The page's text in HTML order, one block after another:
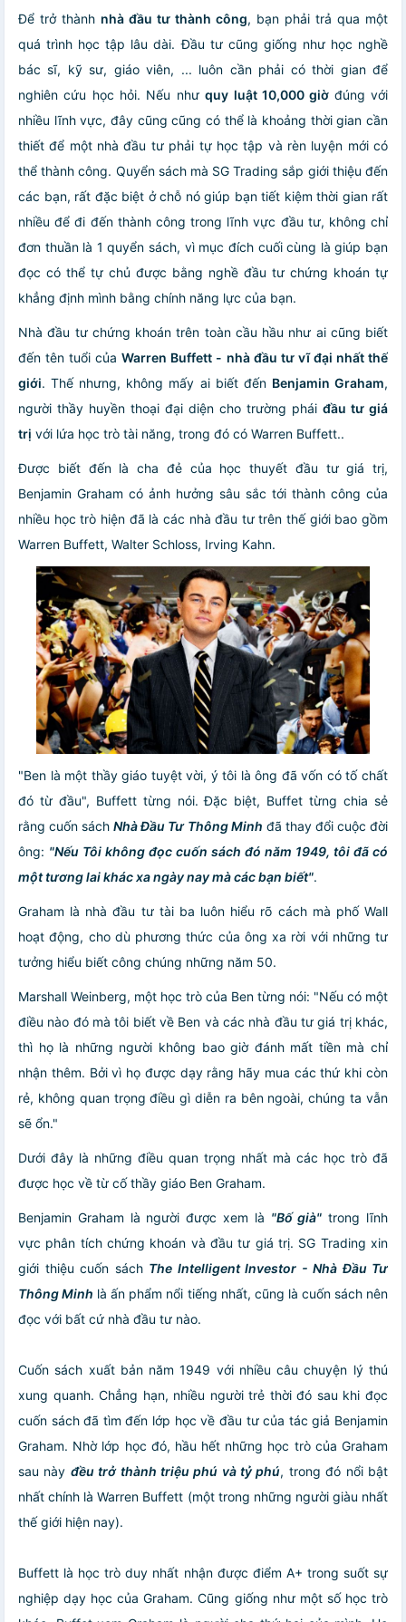
Để trở thành nhà đầu tư thành công, bạn phải trả qua một
quá trình học tập lâu dài. Đầu tư cũng giống như học nghề
bác sĩ, kỹ sư, giáo viên, ... luôn cần phải có thời gian để
nghiên cứu học hỏi. Nếu nhưquy luật 10,000 giờ đúng với
nhiều lĩnh vực, đây cũng cũng có thể là khoảng thời gian cần
thiết để một nhà đầu tư phải tự học tập và rèn luyện mới có
thể thành công. Quyển sách mà SG Trading sắp giới thiệu đến
các bạn, rất đặc biệt ở chỗ nó giúp bạn tiết kiệm thời gian rất
nhiều để đi đến thành công trong lĩnh vực đầu tư, không chỉ
đơn thuần là 1 quyển sách, vì mục đích cuối cùng là giúp bạn
đọc có thể tự chủ được bằng nghề đầu tư chứng khoán tự
khẳng định mình bằng chính năng lực của bạn.
Nhà đầu tư chứng khoán trên toàn cầu hầu như ai cũng biết
đến tên tuổi củaWarren Buffett - nhà đầu tư vĩ đại nhất thế
giới. Thế nhưng, không mấy ai biết đến Benjamin Graham,
người thầy huyền thoại đại diện cho trường phái đầu tư giá
trị với lứa học trò tài năng, trong đó có Warren Buffett..
Được biết đến là cha đẻ của học thuyết đầu tư giá trị,
Benjamin Graham có ảnh hưởng sâu sắc tới thành công của
nhiều học trò hiện đã là các nhà đầu tư trên thế giới bao gồm
Warren Buffett, Walter Schloss, Irving Kahn.
"Ben là một thầy giáo tuyệt vời, ý tôi là ông đã vốn có tố chất
đó từ đầu", Buffett từng nói. Đặc biệt, Buffet từng chia sẻ
rằng cuốn sáchNhà Đầu Tư Thông Minh đã thay đổi cuộc đời
ông: "Nếu Tôi không đọc cuốn sách đó năm 1949, tôi đã có
một tương lai khác xa ngày nay mà các bạn biết".
Graham là nhà đầu tư tài ba luôn hiểu rõ cách mà phố Wall
hoạt động, cho dù phương thức của ông xa rời với những tư
tưởng hiểu biết công chúng những năm 50.
Marshall Weinberg, một học trò của Ben từng nói: "Nếu có một
điều nào đó mà tôi biết về Ben và các nhà đầu tư giá trị khác,
thì họ là những người không bao giờ đánh mất tiền mà chỉ
nhận thêm. Bởi vì họ được dạy rằng hãy mua các thứ khi còn
rẻ, không quan trọng điều gì diễn ra bên ngoài, chúng ta vẫn
sẽ ổn."
Dưới đây là những điều quan trọng nhất mà các học trò đã
được học về từ cố thầy giáo Ben Graham.
Benjamin Graham là người được xem là "Bố già" trong lĩnh
vực phân tích chứng khoán và đầu tư giá trị. SG Trading xin
giới thiệu cuốn sách The Intelligent Investor - Nhà Đầu Tư
Thông Minh là ấn phẩm nổi tiếng nhất, cũng là cuốn sách nên
đọc với bất cứ nhà đầu tư nào.
Cuốn sách xuất bản năm 1949 với nhiều câu chuyện lý thú
xung quanh. Chẳng hạn, nhiều người trẻ thời đó sau khi đọc
cuốn sách đã tìm đến lớp học về đầu tư của tác giả Benjamin
Graham. Nhờ lớp học đó, hầu hết những học trò của Graham
sau này đều trở thành triệu phú và tỷ phú, trong đó nổi bật
nhất chính là Warren Buffett (một trong những người giàu nhất
thế giới hiện nay).
Buffett là học trò duy nhất nhận được điểm A+ trong suốt sự
nghiệp dạy học của Graham. Cũng giống như một số học trò